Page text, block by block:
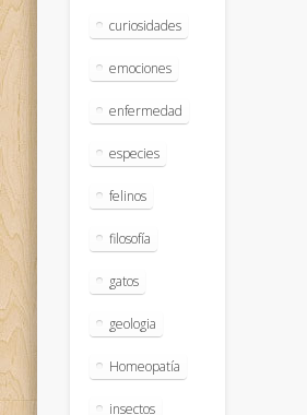
curiosidades
emociones
enfermedad
especies
felinos
filosofía
gatos
geologia
Homeopatía
insectos